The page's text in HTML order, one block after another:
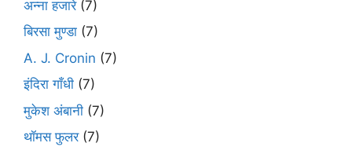
अन्ना हजारे(7)
बिरसा मुण्डा (7)
A. J. Cronin (7)
इंदिरा गाँधी (7)
मुकेश अंबानी (7)
थॉमस फुलर(7)